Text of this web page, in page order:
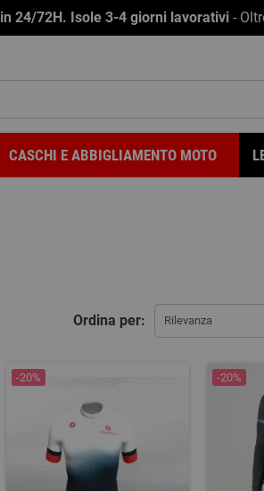
24/72H. Isole 3-4 giorni lavorativi -
CASCHI E ABBIGLIAMENTO MOTO
Ordina per: Rilevanza
-20% -20%